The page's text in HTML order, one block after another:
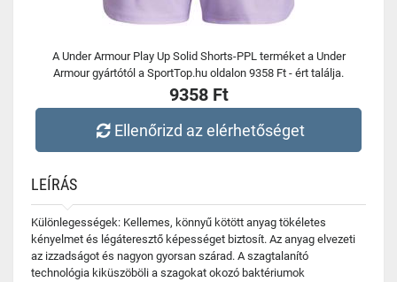
A Under Armour Play Up Solid Shorts-PPL terméket a Under
Armour gyártótól a SportTop.hu oldalon 9358 Ft - ért találja.
9358 Ft
Ellenőrizd az elérhetőséget
LEÍRÁS
Különlegességek: Kellemes, könnyű kötött anyag tökéletes
kényelmet és légáteresztő képességet biztosít. Az anyag elvezeti
az izzadságot és nagyon gyorsan szárad. A szagtalanító
technológia kiküszöböli a szagokat okozó baktériumok